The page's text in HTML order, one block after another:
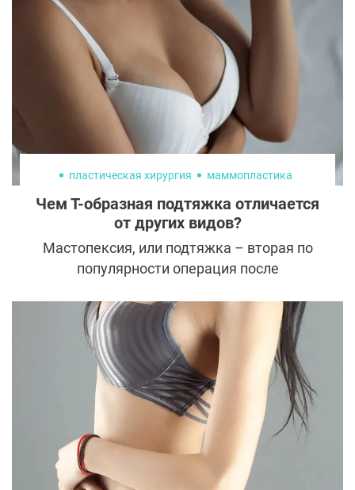
неблагоприятного сценария при
многочасовом вмешательстве?
пластическая хирургия маммопластика
Чем Т-образная подтяжка отличается
от других видов?
Мастопексия, или подтяжка – вторая по
популярности операция после
Подобная пластика – возможность
придать молочным железам красивую
форму и упругость, а женщине вернуть
уверенность в себе. Но пациентки боятся,
что после подтяжки вместе с желанным
бюстом появятся заметные шрамы. Чего
ждать после Т-образной мастопексии?